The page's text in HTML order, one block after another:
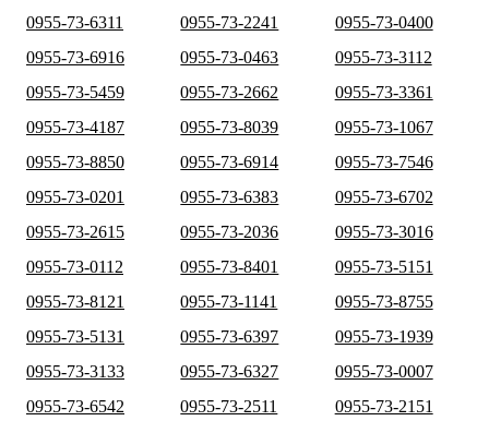
0955-73-6311
0955-73-2241
0955-73-0400
0955-73-6916
0955-73-0463
0955-73-3112
0955-73-5459
0955-73-2662
0955-73-3361
0955-73-4187
0955-73-8039
0955-73-1067
0955-73-8850
0955-73-6914
0955-73-7546
0955-73-0201
0955-73-6383
0955-73-6702
0955-73-2615
0955-73-2036
0955-73-3016
0955-73-0112
0955-73-8401
0955-73-5151
0955-73-8121
0955-73-1141
0955-73-8755
0955-73-5131
0955-73-6397
0955-73-1939
0955-73-3133
0955-73-6327
0955-73-0007
0955-73-6542
0955-73-2511
0955-73-2151